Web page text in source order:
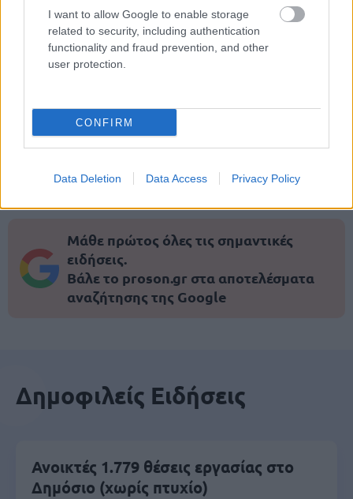
I want to allow Google to enable storage
related to security, including authentication
functionality and fraud prevention, and other
user protection.
CONFIRM
Data Deletion Data Access Privacy Policy
ΑΣΕΠ: Εξ αποστάσεως η πιο Εύκολη
Πιστοποίηση Υπολογιστών σε 2
μέρες
Μάθε πρώτος όλες τις σημαντικές
ειδήσεις.
Βάλε το proson.gr στα αποτελέσματα
αναζήτησης της Google
Δημοφιλείς Ειδήσεις
Ανοικτές 1.779 θέσεις εργασίας στο
Δημόσιο (χωρίς πτυχίο)